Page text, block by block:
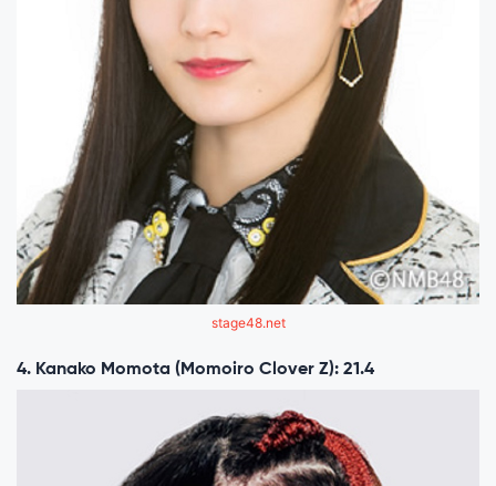
stage48.net
4. Kanako Momota (Momoiro Clover Z): 21.4